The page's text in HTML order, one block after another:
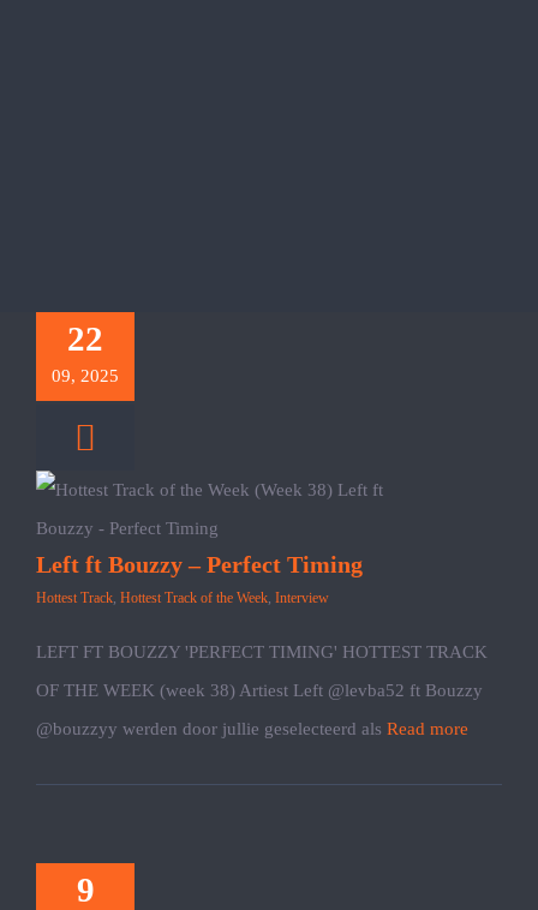
22
09, 2025
Left ft Bouzzy – Perfect Timing
Hottest Track, Hottest Track of the Week, Interview
LEFT FT BOUZZY 'PERFECT TIMING' HOTTEST TRACK
OF THE WEEK (week 38) Artiest Left @levba52 ft Bouzzy
@bouzzyy werden door jullie geselecteerd als Read more
9